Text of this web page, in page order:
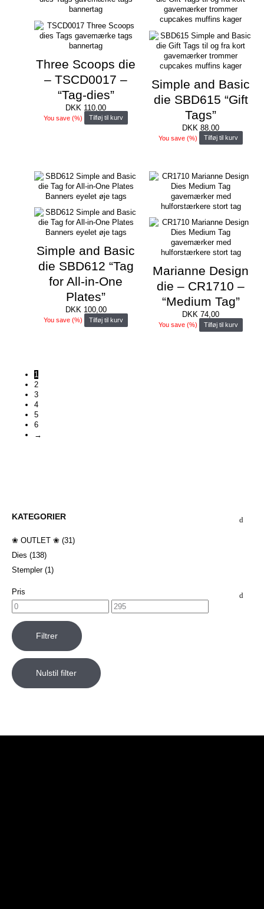
KATEGORIER
❀ OUTLET ❀ (31)
Dies (138)
Stempler (1)
Pris
Filtrer
Nulstil filter
Three Scoops die
– TSCD0017 –
“Tag-dies”
DKK 110,00
You save(%) Tilføj til kurv
Simple and Basic
die SBD615 “Gift
Tags”
DKK 88,00
You save (%) Tilføj til kurv
Simple and Basic
die SBD612 “Tag
for All-in-One
Plates”
DKK100,00
You save(%) Tilføj til kurv
Marianne Design
die – CR1710 –
“Medium Tag”
DKK 74,00
You save (%) Tilføj til kurv
1
2
3
4
5
6
→